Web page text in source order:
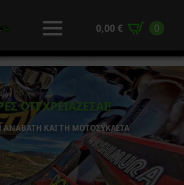
0,00 € 0
ΟΤΙ ΧΡΕΙΑΖΕΣΑΙ!
ΑΝΑΒΑΤΗ ΚΑΙ ΤΗ ΜΟΤΟΣΥΚΛΕΤΑ